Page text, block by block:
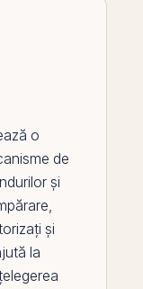
o
de
și
și
la